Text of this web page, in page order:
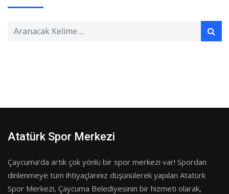
Atatürk Spor Merkezi
Çaycuma’da artık çok yönlü bir spor merkezi var! Spordan
dinlenmeye tüm ihtiyaçlarınız düşünülerek yapılan Atatürk
Spor Merkezi, Çaycuma Belediyesinin bir hizmeti olarak,